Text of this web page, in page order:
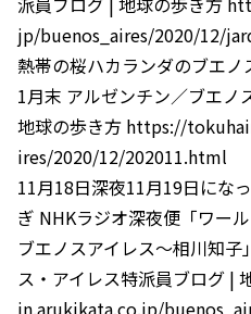
jp/buenos_aires/2020/12/
熱帯の桜ハカランダのブエ
1月末 アルゼンチン／ブエノ
地球の歩き方 https://
ires/2020/12/202011.html
11月18日深夜11月19日にな
ぎ NHKラジオ深夜便「ワー
ブエノスアイレス～相川知子
ス・アイレス特派員ブログ